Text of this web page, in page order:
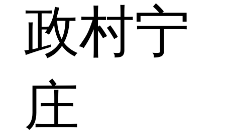
政村宁
庄